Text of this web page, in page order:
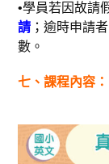
•學員若因故請
請 ；逾時申請
數。
七、課程內容：